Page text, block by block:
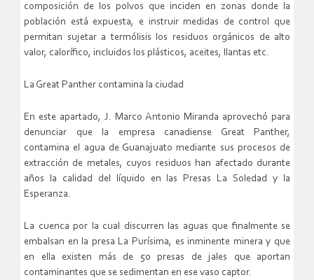
composición de los polvos que inciden en zonas donde la
población está expuesta, e instruir medidas de control que
permitan sujetar a termólisis los residuos orgánicos de alto
valor, calorífico, incluidos los plásticos, aceites, llantas etc.
La Great Panther contamina la ciudad
En este apartado, J. Marco Antonio Miranda aprovechó para
denunciar que la empresa canadiense Great Panther,
contamina el agua de Guanajuato mediante sus procesos de
extracción de metales, cuyos residuos han afectado durante
años la calidad del líquido en las Presas La Soledad y la
Esperanza.
La cuenca por la cual discurren las aguas que finalmente se
embalsan en la presa La Purísima, es inminente minera y que
en ella existen más de 50 presas de jales que aportan
contaminantes que se sedimentan en ese vaso captor.